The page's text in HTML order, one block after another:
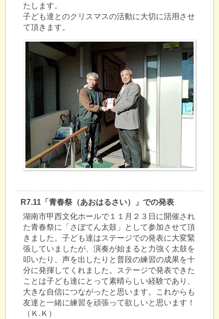
たします。
子ども達とのクリスマスの活動に大切に活用させ
て頂きます。
R7.11「青春祭（あおはるさい）」での発表
湖南市甲西文化ホールで１１月２３日に開催され
た青春祭に「さぼてん太鼓」として参加させて頂
きました。子ども達はステージでの発表に大変緊
張していましたが、演奏が始まると力強く太鼓を
叩いたり、声を出したりと普段の練習の成果を十
分に発揮してくれました。ステージで発表できた
ことは子ども達にとって素晴らしい経験であり、
大きな自信につながったと思います。これからも
友達と一緒に練習を頑張って欲しいと思います！
（Ｋ.Ｋ）